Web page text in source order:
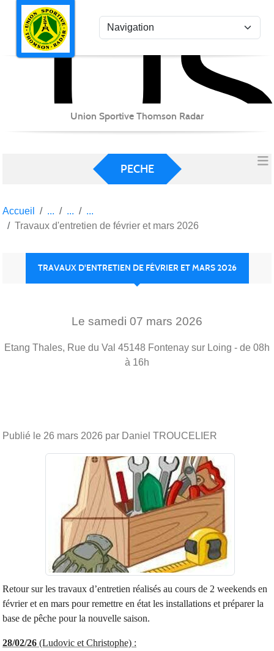
Union Sportive Thomson Radar
PECHE
Accueil
Travaux d'entretien de février et mars 2026
TRAVAUX D'ENTRETIEN DE FÉVRIER ET MARS 2026
Le samedi 07 mars 2026
Etang Thales, Rue du Val 45148 Fontenay sur Loing - de 08h
à 16h
Publié le 26 mars 2026 par Daniel TROUCELIER
Retour sur les travaux d’entretien réalisés au cours de 2 weekends en
février et en mars pour remettre en état les installations et préparer la
base de pêche pour la nouvelle saison.
28/02/26 (Ludovic et Christophe) :
Panneau de gestion des cookies